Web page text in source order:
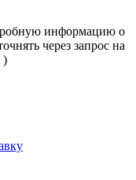
информацию о
через запрос на
)